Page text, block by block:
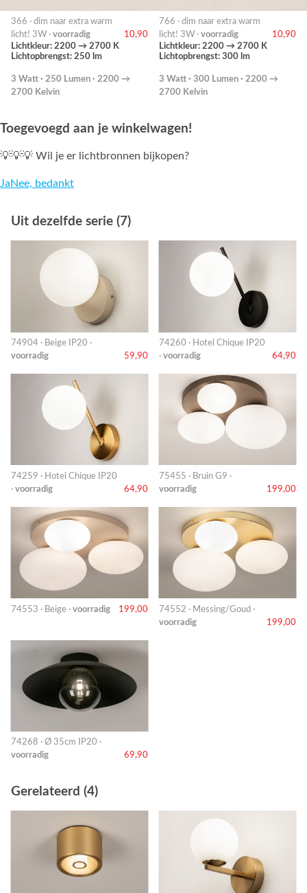
366 · dim naar extra warm
licht! 3W · voorradig
10,90
Lichtkleur: 2200 → 2700 K
Lichtopbrengst: 250 lm
3 Watt · 250 Lumen · 2200 →
2700 Kelvin
766 · dim naar extra warm
licht! 3W · voorradig
10,90
Lichtkleur: 2200 → 2700 K
Lichtopbrengst: 300 lm
3 Watt · 300 Lumen · 2200 →
2700 Kelvin
Toegevoegd aan je winkelwagen!
💡💡💡 Wil je er lichtbronnen bijkopen?
JaNee, bedankt
Uit dezelfde serie (7)
74904 · Beige IP20 ·
voorradig
59,90
74260 · Hotel Chique IP20
· voorradig 64,90
74259 · Hotel Chique IP20
· voorradig 64,90
75455 · Bruin G9 ·
voorradig
199,00
74553 · Beige · voorradig 199,00
74552 · Messing/Goud ·
voorradig
199,00
74268 · Ø 35cm IP20 ·
voorradig
69,90
Gerelateerd (4)